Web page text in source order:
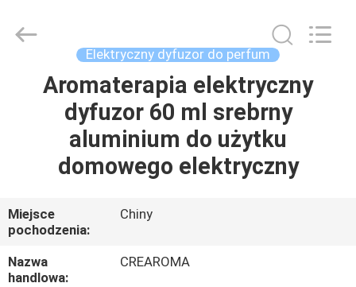
DOM
PRODUKTY
POKAZ
VR
Market.
Elektryczny dyfuzor do perfum
Aromaterapia elektryczny
dyfuzor 60 ml srebrny
aluminium do użytku
domowego elektryczny
Miejsce
pochodzenia:
Chiny
Nazwa
handlowa:
CREAROMA